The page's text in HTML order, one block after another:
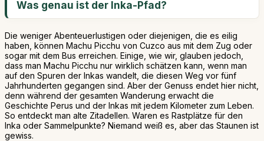
Was genau ist der Inka-Pfad?
Die weniger Abenteuerlustigen oder diejenigen, die es eilig
haben, können Machu Picchu von Cuzco aus mit dem Zug oder
sogar mit dem Bus erreichen. Einige, wie wir, glauben jedoch,
dass man Machu Picchu nur wirklich schätzen kann, wenn man
auf den Spuren der Inkas wandelt, die diesen Weg vor fünf
Jahrhunderten gegangen sind. Aber der Genuss endet hier nicht,
denn während der gesamten Wanderung erwacht die
Geschichte Perus und der Inkas mit jedem Kilometer zum Leben.
So entdeckt man alte Zitadellen. Waren es Rastplätze für den
Inka oder Sammelpunkte? Niemand weiß es, aber das Staunen ist
gewiss.